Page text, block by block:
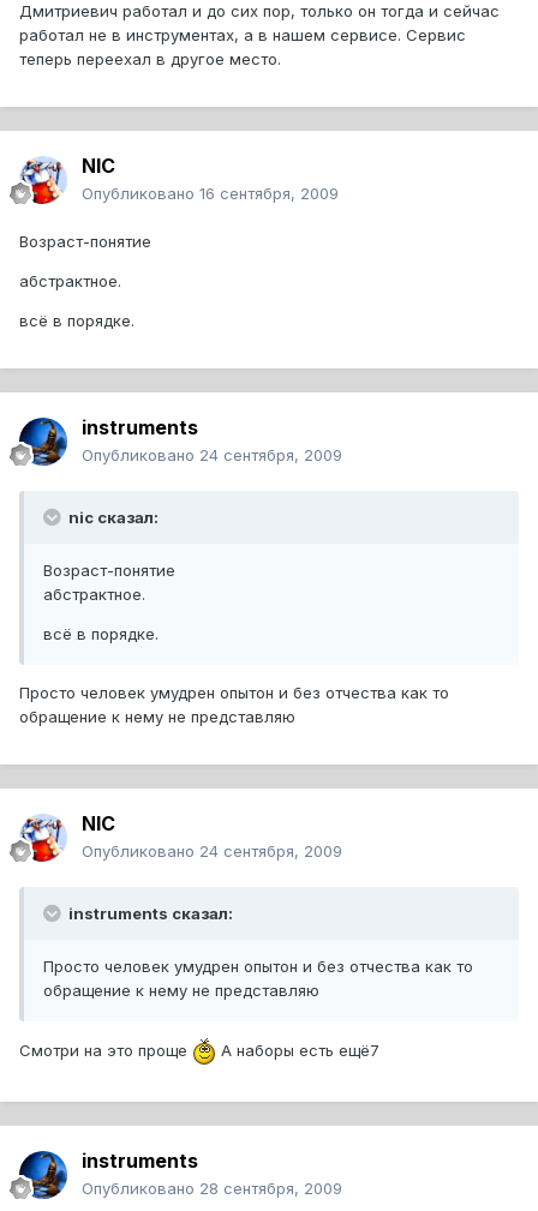
Дмитриевич работал и до сих пор, только он тогда и сейчас
работал не в инструментах, а в нашем сервисе. Сервис
теперь переехал в другое место.
NIC
Опубликовано 16 сентября, 2009
Возраст-понятие
абстрактное.
всё в порядке.
instruments
Опубликовано 24 сентября, 2009
nic сказал:
Возраст-понятие
абстрактное.
всё в порядке.
Просто человек умудрен опытон и без отчества как то
обращение к нему не представляю
NIC
Опубликовано 24 сентября, 2009
instruments сказал:
Просто человек умудрен опытон и без отчества как то
обращение к нему не представляю
Смотри на это проще А наборы есть ещё7
instruments
Опубликовано 28 сентября, 2009